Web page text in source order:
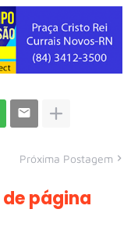
Próxima Postagem
página